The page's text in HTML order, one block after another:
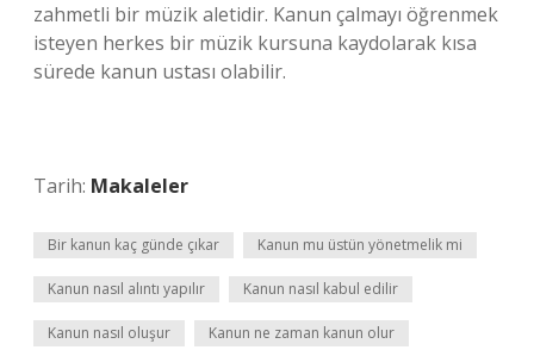
zahmetli bir müzik aletidir. Kanun çalmayı öğrenmek
isteyen herkes bir müzik kursuna kaydolarak kısa
sürede kanun ustası olabilir.
Tarih: Makaleler
Bir kanun kaç günde çıkar Kanun mu üstün yönetmelik mi
Kanun nasıl alıntı yapılır Kanun nasıl kabul edilir
Kanun nasıl oluşur Kanun ne zaman kanun olur